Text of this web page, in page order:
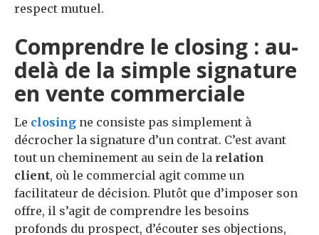
respect mutuel.
Comprendre le closing : au-
delà de la simple signature
en vente commerciale
Le closing ne consiste pas simplement à
décrocher la signature d’un contrat. C’est avant
tout un cheminement au sein de la relation
client, où le commercial agit comme un
facilitateur de décision. Plutôt que d’imposer son
offre, il s’agit de comprendre les besoins
profonds du prospect, d’écouter ses objections,